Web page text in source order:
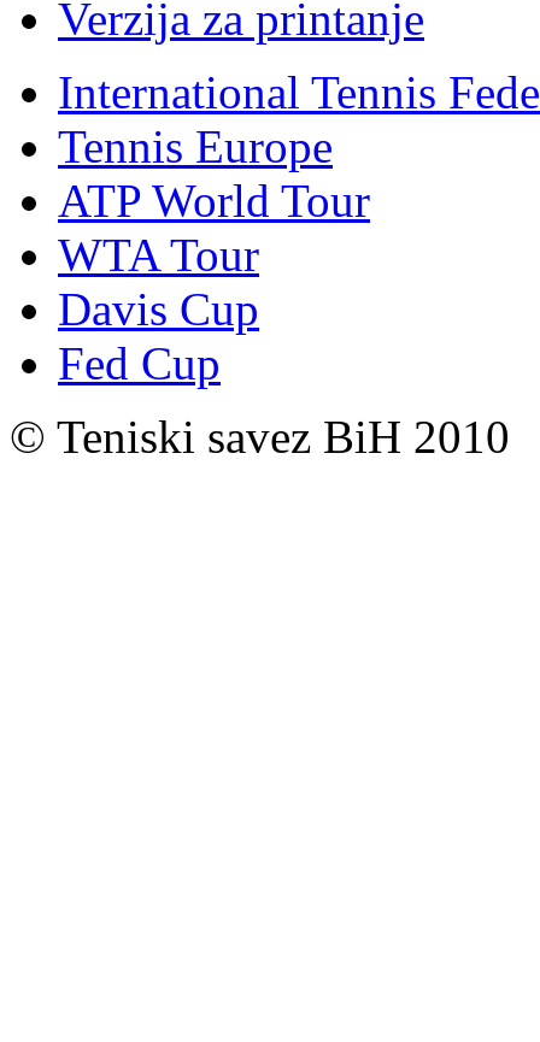
Verzija za printanje
International Tennis
Tennis Europe
ATP World Tour
WTA Tour
Davis Cup
Fed Cup
© Teniski savez BiH 2010